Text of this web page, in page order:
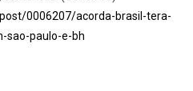
0006207/acorda-brasil-tera-
sao-paulo-e-bh